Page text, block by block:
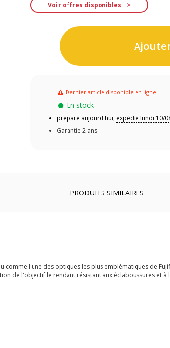
Voir offres disponibles
Dernier article disponible en ligne
En stock
préparé aujourd'hui, expédié lundi 10/
Garantie 2 ans
PRODUITS SIMILAIRES
comme l'une des optiques les plus emblématiques de
de l'objectif le rendant résistant aux éclaboussures et à